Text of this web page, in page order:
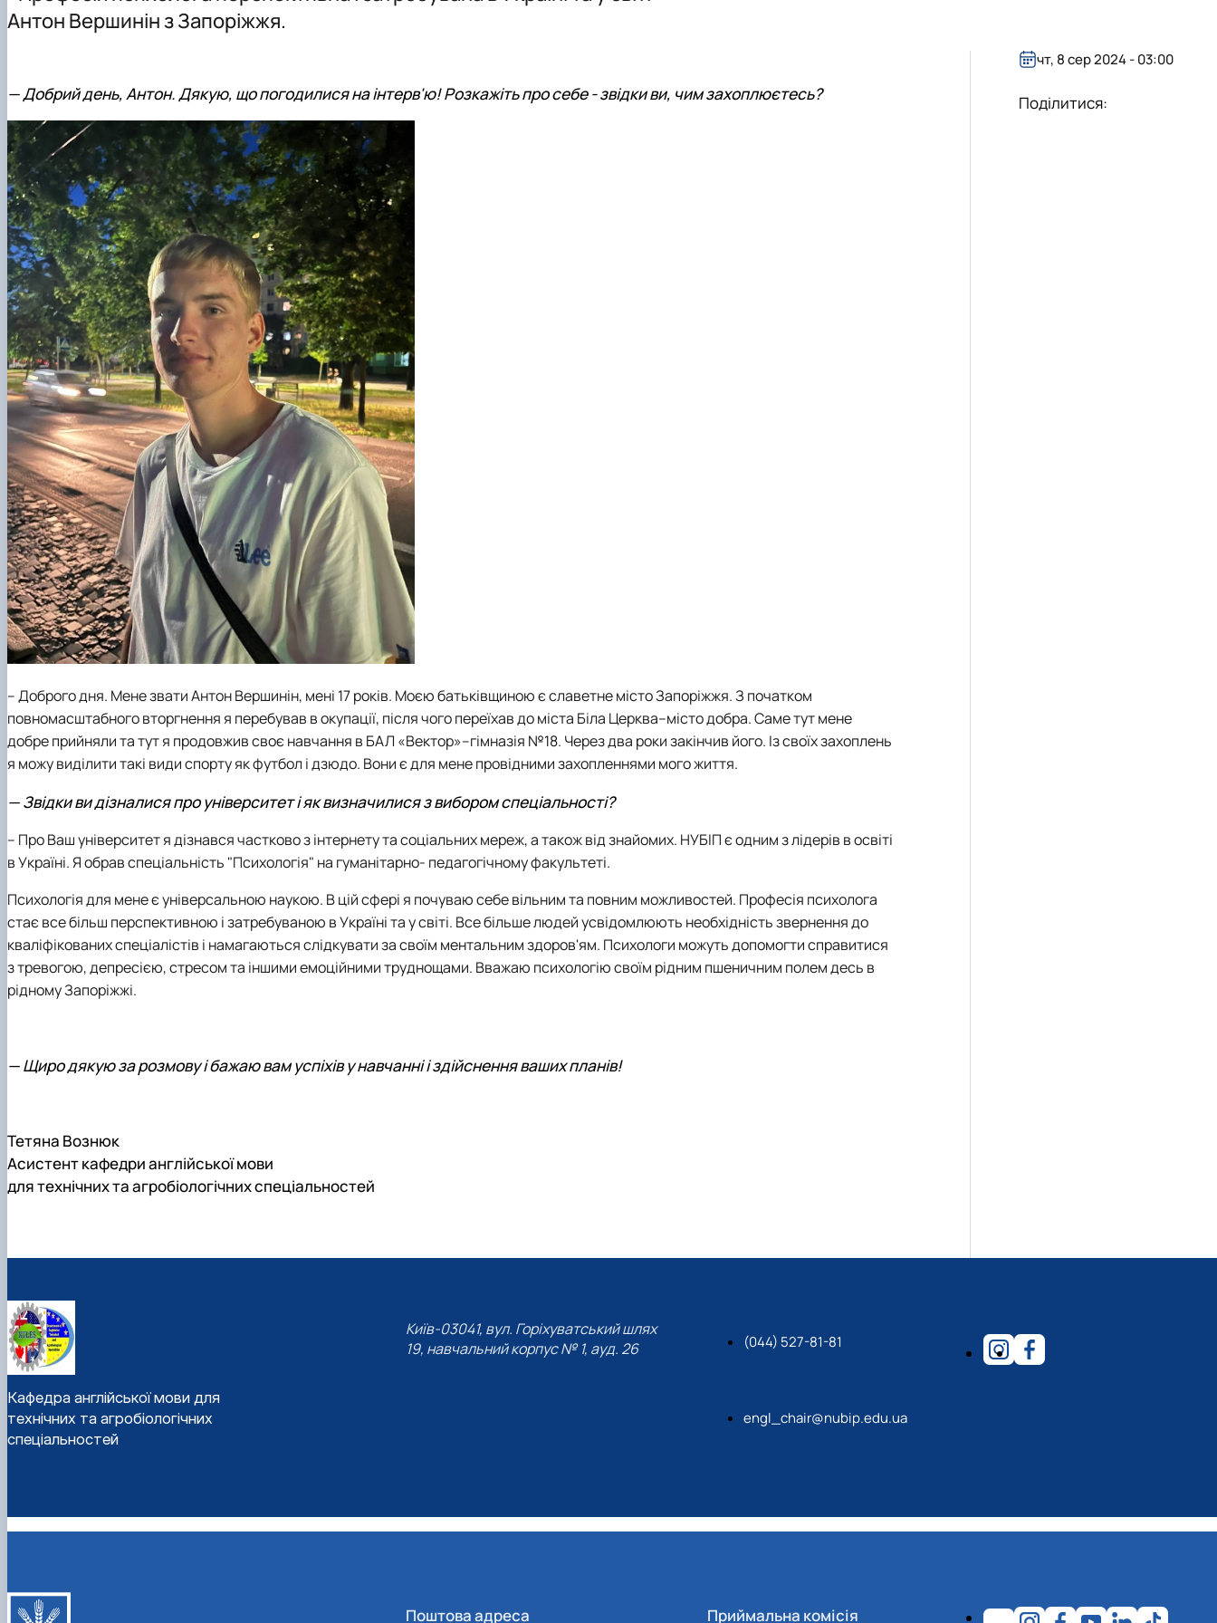
Виховна робота
Профорієнтаційна робота кафедри
Антон Вершинін з Запоріжжя.
—Добрий день, Антон. Дякую, що погодилися на інтерв'ю! Розкажіть про себе - звідки ви, чим захоплюєтесь?
– Доброго дня. Мене звати Антон Вершинін, мені 17 років. Моєю батьківщиною є славетне місто Запоріжжя. З початком
повномасштабного вторгнення я перебував в окупації, після чого переїхав до міста Біла Церква–місто добра. Саме тут мене
добре прийняли та тут я продовжив своє навчання в БАЛ «Вектор»–гімназія №18. Через два роки закінчив його. Із своїх захоплень
я можу виділити такі види спорту як футбол і дзюдо. Вони є для мене провідними захопленнями мого життя.
—Звідки ви дізналися про університет і як визначилися з вибором спеціальності?
– Про Ваш університет я дізнався частково з інтернету та соціальних мереж, а також від знайомих. НУБІПєоднимз лідерів в освіті
в Україні. Я обрав спеціальність "Психологія" на гуманітарно- педагогічномуфакультеті.
Психологія для мене є універсальною наукою. В цій сфері я почуваю себе вільним та повним можливостей. Професія психолога
стає все більш перспективною і затребуваною в Україні та у світі. Все більше людей усвідомлюють необхідність звернення до
кваліфікованих спеціалістів і намагаються слідкувати за своїм ментальним здоров'ям. Психологи можуть допомогти справитися
з тревогою, депресією, стресом та іншими емоційними труднощами. Вважаю психологію своїм рідним пшеничним полем десь в
рідному Запоріжжі.
—Щиро дякую за розмову і бажаю вам успіхів у навчанні і здійснення ваших планів!
Тетяна Вознюк
Асистент кафедри англійської мови
для технічних та агробіологічних спеціальностей
чт, 8 сер 2024 - 03:00
Поділитися:
Кафедра англійської мови для
технічних та агробіологічних
спеціальностей
Київ-03041, вул. Горіхуватський шлях
19, навчальний корпус № 1, ауд. 26
(044) 527-81-81
engl_chair@nubip.edu.ua
Поштова адреса Приймальна комісія